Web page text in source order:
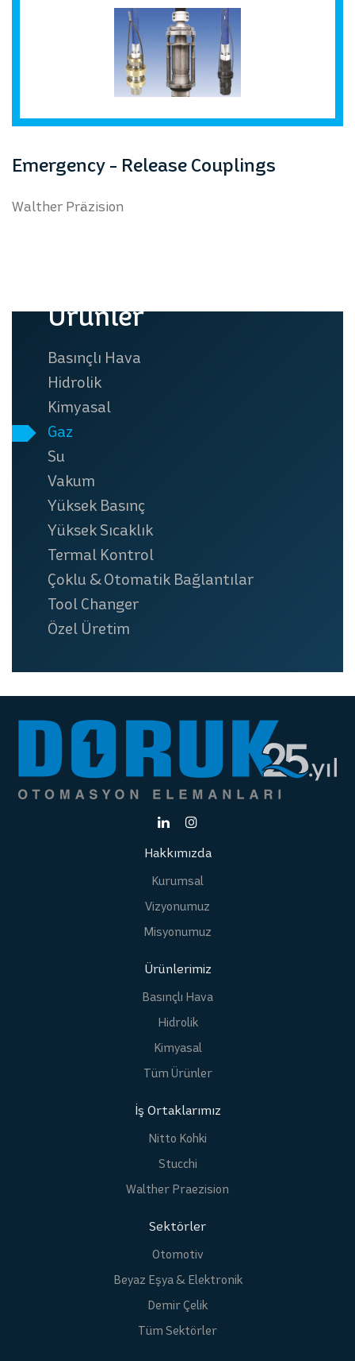
Walther Präzision
Emergency - Release Couplings
Ürünler
Basınçlı Hava
Hidrolik
Kimyasal
Gaz
Su
Vakum
Yüksek Basınç
Yüksek Sıcaklık
Termal Kontrol
Çoklu & Otomatik Bağlantılar
Tool Changer
Özel Üretim
Hakkımızda
Kurumsal
Vizyonumuz
Misyonumuz
Ürünlerimiz
Basınçlı Hava
Hidrolik
Kimyasal
Tüm Ürünler
İş Ortaklarımız
Nitto Kohki
Stucchi
Walther Praezision
Sektörler
Otomotiv
Beyaz Eşya & Elektronik
Demir Çelik
Tüm Sektörler